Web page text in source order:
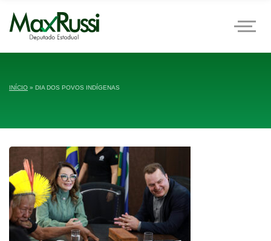
INÍCIO » DIA DOS POVOS INDÍGENAS